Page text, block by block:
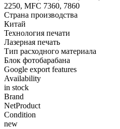
2250, MFC 7360, 7860
Страна производства
Китай
Технология печати
Лазерная печать
Тип расходного материала
Блок фотобарабана
Google export features
Availability
in stock
Brand
NetProduct
Condition
new